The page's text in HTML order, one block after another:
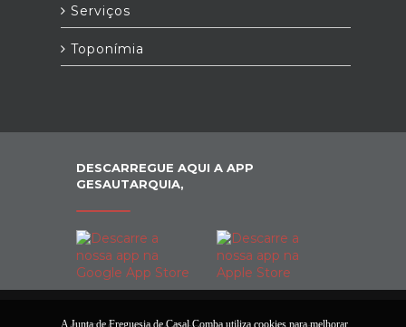
Serviços
Toponímia
DESCARREGUE AQUI A APP
GESAUTARQUIA,
A Junta de Freguesia de Casal Comba utiliza cookies para melhorar